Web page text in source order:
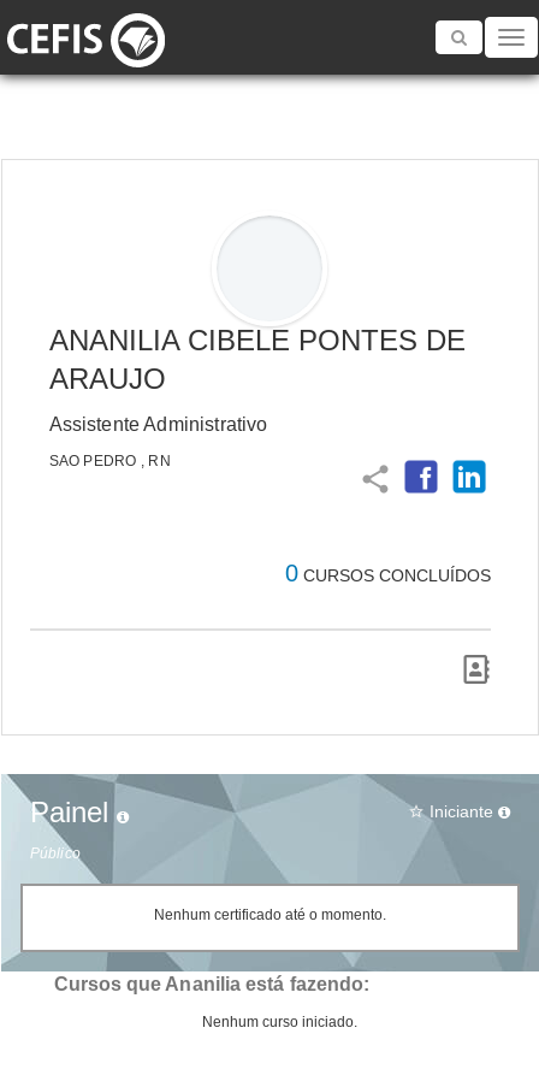
Toggle
ANANILIA CIBELE PONTES DE
ARAUJO
Assistente Administrativo
SAO PEDRO , RN
share
0 CURSOS CONCLUÍDOS
Painel
Público
star_border Iniciante
Nenhum certificado até o momento.
Cursos que Ananilia está fazendo:
Nenhum curso iniciado.